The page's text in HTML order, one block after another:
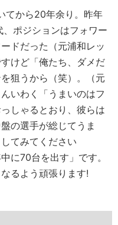
てから20年余り。昨年
、ポジションはフォワー
ドだった（元浦和レッ
けど「俺たち、ダメだ
狙うから（笑）。（元
いわく「うまいのはフ
しゃるとおり、彼らは
の選手が総じてうま
てみてください
に70台を出す」です。
るよう頑張ります!